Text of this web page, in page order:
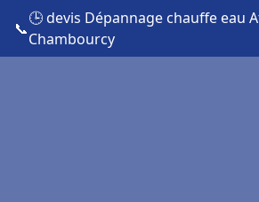
📞
🕒 devis Dépannage chauffe eau
Chambourcy